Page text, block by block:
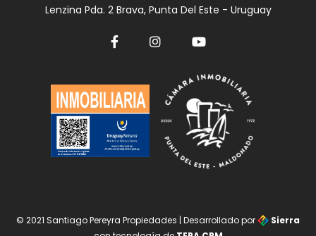
Lenzina Pda. 2 Brava, Punta Del Este - Uruguay
© 2021 Santiago Pereyra Propiedades | Desarrollado por
Sierra